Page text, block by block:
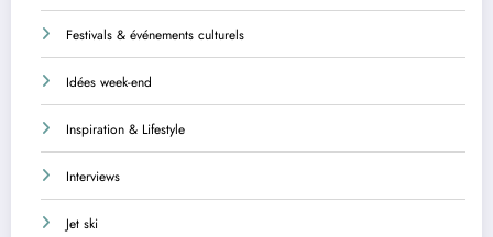
Festivals & événements culturels
Idées week-end
Inspiration & Lifestyle
Interviews
Jet ski